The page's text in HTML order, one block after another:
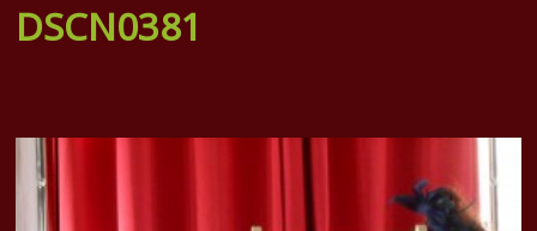
DSCN0381